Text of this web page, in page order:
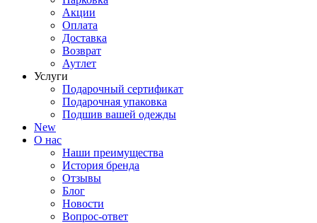
Акции
Оплата
Доставка
Возврат
Аутлет
Услуги
Подарочный сертификат
Подарочная упаковка
Подшив вашей одежды
New
О нас
Наши преимущества
История бренда
Отзывы
Блог
Новости
Вопрос-ответ